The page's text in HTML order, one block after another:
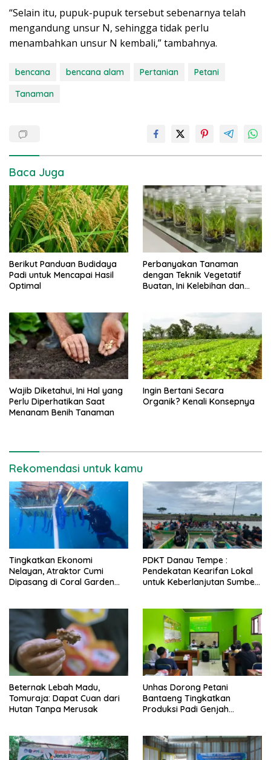
“Selain itu, pupuk-pupuk tersebut sebenarnya telah
mengandung unsur N, sehingga tidak perlu
menambahkan unsur N kembali,” tambahnya.
bencana bencana alam Pertanian
Petani
Tanaman
Baca Juga
Berikut Panduan Budidaya
Padi untuk Mencapai Hasil
Optimal
Perbanyakan Tanaman
dengan Teknik Vegetatif
Buatan, Ini Kelebihan dan
Wajib Diketahui, Ini Hal yang
Perlu Diperhatikan Saat
Menanam Benih Tanaman
Ingin Bertani Secara
Organik? Kenali Konsepnya
Rekomendasi untuk kamu
Tingkatkan Ekonomi
Nelayan, Atraktor Cumi
Dipasang di Coral Garden
PDKT Danau Tempe :
Pendekatan Kearifan Lokal
untuk Keberlanjutan Sumber
Beternak Lebah Madu,
Tomuraja: Dapat Cuan dari
Hutan Tanpa Merusak
Unhas Dorong Petani
Bantaeng Tingkatkan
Produksi Padi Genjah